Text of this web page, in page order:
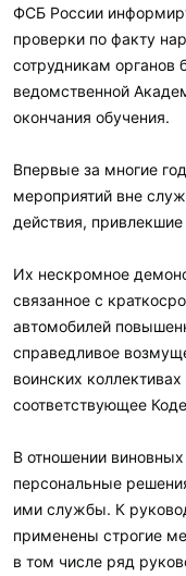
ФСБ России
проверки по факту
сотрудникам органов
ведомственной
окончания обучения.
Впервые за многие
мероприятий вне
действия,
Их нескромное
связанное с
автомобилей
справедливое
воинских
соответствующее
В отношении
персональные
ими службы. К
применены строгие
в том числе ряд